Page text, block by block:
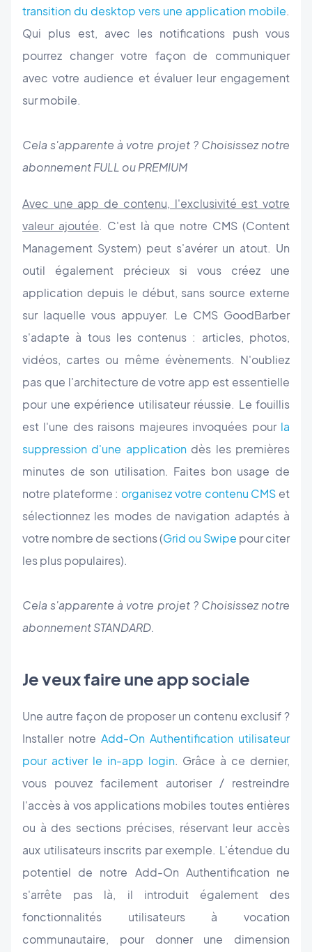
transition du desktop vers une application mobile.
Qui plus est, avec les notifications push vous
pourrez changer votre façon de communiquer
avec votre audience et évaluer leur engagement
sur mobile.
Cela s'apparente à votre projet ? Choisissez notre
abonnement FULL ou PREMIUM
Avec une app de contenu, l'exclusivité est votre
valeur ajoutée. C'est là que notre CMS (Content
Management System) peut s'avérer un atout. Un
outil également précieux si vous créez une
application depuis le début, sans source externe
sur laquelle vous appuyer. Le CMS GoodBarber
s'adapte à tous les contenus : articles, photos,
vidéos, cartes ou même évènements. N'oubliez
pas que l'architecture de votre app est essentielle
pour une expérience utilisateur réussie. Le fouillis
est l'une des raisons majeures invoquées pour la
suppression d'une applicationdès les premières
minutes de son utilisation. Faites bon usage de
notre plateforme : organisez votre contenu CMS et
sélectionnez les modes de navigation adaptés à
votre nombre de sections (Grid ou Swipe pour citer
les plus populaires).
Cela s'apparente à votre projet ? Choisissez notre
abonnement STANDARD.
Je veux faire une app sociale
Une autre façon de proposer un contenu exclusif ?
Installer notre Add-On Authentification utilisateur
pour activer le in-app login. Grâce à ce dernier,
vous pouvez facilement autoriser / restreindre
l'accès à vos applications mobiles toutes entières
ou à des sections précises, réservant leur accès
aux utilisateurs inscrits par exemple. L'étendue du
potentiel de notre Add-On Authentification ne
s'arrête pas là, il introduit également des
fonctionnalités utilisateurs à vocation
communautaire, pour donner une dimension